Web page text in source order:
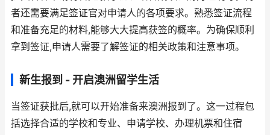
者还需要满足签证官对申请人的各项要求。熟悉签证流程
和准备充足的材料,能够大大提高获签的概率。为确保顺利
拿到签证,申请人需要了解签证的相关政策和注意事项。
新生报到 - 开启澳洲留学生活
当签证获批后,就可以开始准备来澳洲报到了。这一过程包
括选择合适的学校和专业、申请学校、办理机票和住宿